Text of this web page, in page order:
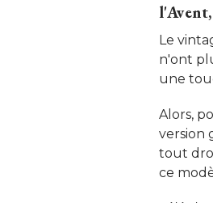
Le
n'ont
une
Alors,
version
tout
ce